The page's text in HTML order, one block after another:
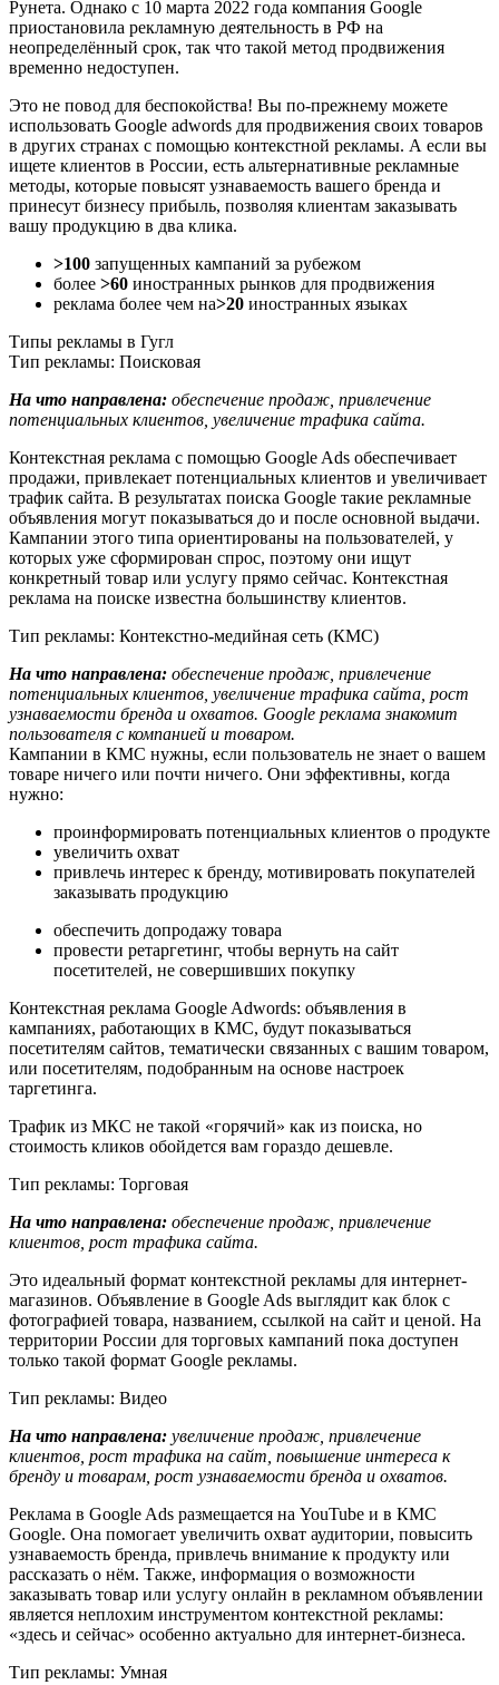
Рунета. Однако с 10 марта 2022 года компания Google
приостановила рекламную деятельность в РФ на
неопределённый срок, так что такой метод продвижения
временно недоступен.
Это не повод для беспокойства! Вы по-прежнему можете
использовать Google adwords для продвижения своих товаров
в других странах с помощью контекстной рекламы. А если вы
ищете клиентов в России, есть альтернативные рекламные
методы, которые повысят узнаваемость вашего бренда и
принесут бизнесу прибыль, позволяя клиентам заказывать
вашу продукцию в два клика.
>100 запущенных кампаний за рубежом
более >60 иностранных рынков для продвижения
реклама более чем на>20 иностранных языках
Типы рекламы в Гугл
Тип рекламы: Поисковая
На что направлена: обеспечение продаж, привлечение
потенциальных клиентов, увеличение трафика сайта.
Контекстная реклама с помощью Google Ads обеспечивает
продажи, привлекает потенциальных клиентов и увеличивает
трафик сайта. В результатах поиска Google такие рекламные
объявления могут показываться до и после основной выдачи.
Кампании этого типа ориентированы на пользователей, у
которых уже сформирован спрос, поэтому они ищут
конкретный товар или услугу прямо сейчас. Контекстная
реклама на поиске известна большинству клиентов.
Тип рекламы: Контекстно-медийная сеть (КМС)
На что направлена: обеспечение продаж, привлечение
потенциальных клиентов, увеличение трафика сайта, рост
узнаваемости бренда и охватов. Google реклама знакомит
пользователя с компанией и товаром.
Кампании в КМС нужны, если пользователь не знает о вашем
товаре ничего или почти ничего. Они эффективны, когда
нужно:
проинформировать потенциальных клиентов о продукте
увеличить охват
привлечь интерес к бренду, мотивировать покупателей
заказывать продукцию
обеспечить допродажу товара
провести ретаргетинг, чтобы вернуть на сайт
посетителей, не совершивших покупку
Контекстная реклама Google Adwords: объявления в
кампаниях, работающих в КМС, будут показываться
посетителям сайтов, тематически связанных с вашим товаром,
или посетителям, подобранным на основе настроек
таргетинга.
Трафик из МКС не такой «горячий» как из поиска, но
стоимость кликов обойдется вам гораздо дешевле.
Тип рекламы: Торговая
На что направлена: обеспечение продаж, привлечение
клиентов, рост трафика сайта.
Это идеальный формат контекстной рекламы для интернет-
магазинов. Объявление в Google Ads выглядит как блок с
фотографией товара, названием, ссылкой на сайт и ценой. На
территории России для торговых кампаний пока доступен
только такой формат Google рекламы.
Тип рекламы: Видео
На что направлена: увеличение продаж, привлечение
клиентов, рост трафика на сайт, повышение интереса к
бренду и товарам, рост узнаваемости бренда и охватов.
Реклама в Google Ads размещается на YouTube и в КМС
Google. Она помогает увеличить охват аудитории, повысить
узнаваемость бренда, привлечь внимание к продукту или
рассказать о нём. Также, информация о возможности
заказывать товар или услугу онлайн в рекламном объявлении
является неплохим инструментом контекстной рекламы:
«здесь и сейчас» особенно актуально для интернет-бизнеса.
Тип рекламы: Умная